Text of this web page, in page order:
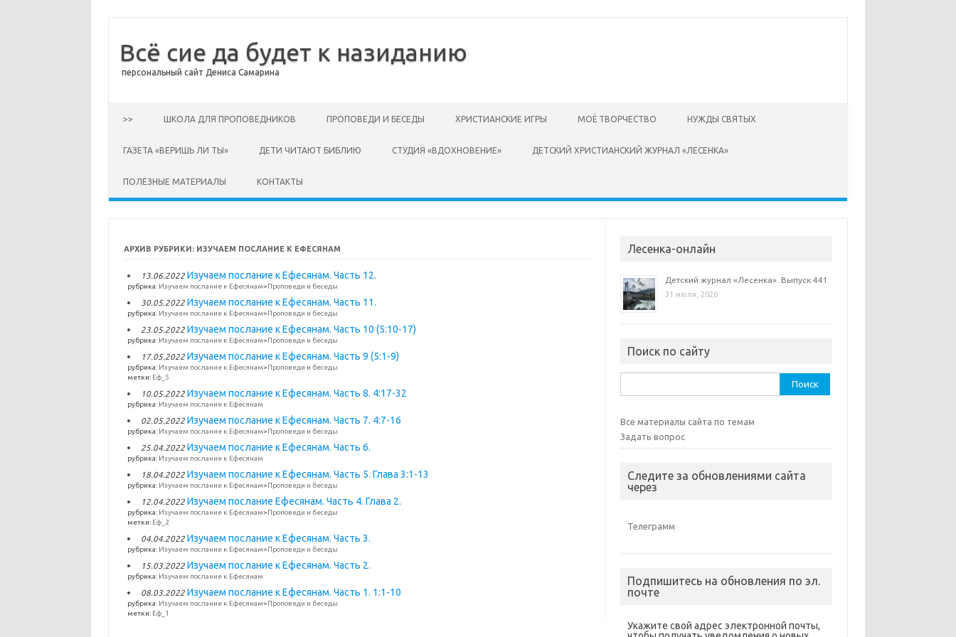
Всё сие да будет к назиданию
персональный сайт Дениса Самарина
>> ШКОЛА ДЛЯ ПРОПОВЕДНИКОВ ПРОПОВЕДИ И БЕСЕДЫ ХРИСТИАНСКИЕ ИГРЫ МОЁ ТВОРЧЕСТВО НУЖДЫ СВЯТЫХ
ГАЗЕТА «ВЕРИШЬ ЛИ ТЫ» ДЕТИ ЧИТАЮТ БИБЛИЮ СТУДИЯ «ВДОХНОВЕНИЕ» ДЕТСКИЙ ХРИСТИАНСКИЙ ЖУРНАЛ «ЛЕСЕНКА»
ПОЛЕЗНЫЕ МАТЕРИАЛЫ КОНТАКТЫ
АРХИВ РУБРИКИ: ИЗУЧАЕМ ПОСЛАНИЕ К ЕФЕСЯНАМ
13.06.2022 Изучаем послание к Ефесянам. Часть 12.
рубрика: Изучаем послание к Ефесянам>Проповеди и беседы
30.05.2022 Изучаем послание к Ефесянам. Часть 11.
рубрика: Изучаем послание к Ефесянам>Проповеди и беседы
23.05.2022 Изучаем послание к Ефесянам. Часть 10 (5:10-17)
рубрика: Изучаем послание к Ефесянам>Проповеди и беседы
17.05.2022 Изучаем послание к Ефесянам. Часть 9 (5:1-9)
рубрика: Изучаем послание к Ефесянам>Проповеди и беседы
метки: Еф_5
10.05.2022 Изучаем послание к Ефесянам. Часть 8. 4:17-32
рубрика: Изучаем послание к Ефесянам
02.05.2022 Изучаем послание к Ефесянам. Часть 7. 4:7-16
рубрика: Изучаем послание к Ефесянам>Проповеди и беседы
25.04.2022 Изучаем послание к Ефесянам. Часть 6.
рубрика: Изучаем послание к Ефесянам
18.04.2022 Изучаем послание к Ефесянам. Часть 5. Глава 3:1-13
рубрика: Изучаем послание к Ефесянам>Проповеди и беседы
12.04.2022 Изучаем послание Ефесянам. Часть 4. Глава 2.
рубрика: Изучаем послание к Ефесянам>Проповеди и беседы
метки: Еф_2
04.04.2022 Изучаем послание к Ефесянам. Часть 3.
рубрика: Изучаем послание к Ефесянам>Проповеди и беседы
15.03.2022 Изучаем послание к Ефесянам. Часть 2.
рубрика: Изучаем послание к Ефесянам
08.03.2022 Изучаем послание к Ефесянам. Часть 1. 1:1-10
рубрика: Изучаем послание к Ефесянам>Проповеди и беседы
метки: Еф_1
Лесенка-онлайн
Детский журнал «Лесенка». Выпуск 441.
31 июля, 2026
Поиск по сайту
Все материалы сайта по темам
Задать вопрос
Следите за обновлениями сайта
через
Телеграмм
Подпишитесь на обновления по эл.
почте
Укажите свой адрес электронной почты,